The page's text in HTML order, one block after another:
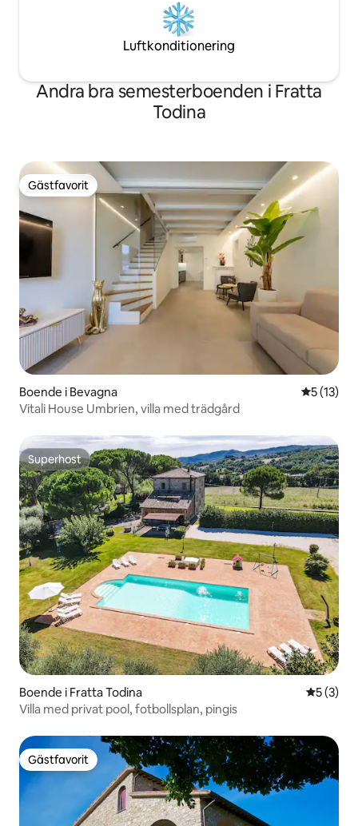
Luftkonditionering
Andra bra semesterboenden i Fratta
Todina
Gästfavorit
Gästfavorit
Boende i Bevagna 5 av 5 i
5 (13)
Vitali House Umbrien, villa med trädgård
Superhost
Superhost
Boende i Fratta Todina 5 av 5 i
5 (3)
Villa med privat pool, fotbollsplan, pingis
Gästfavorit
Gästfavorit